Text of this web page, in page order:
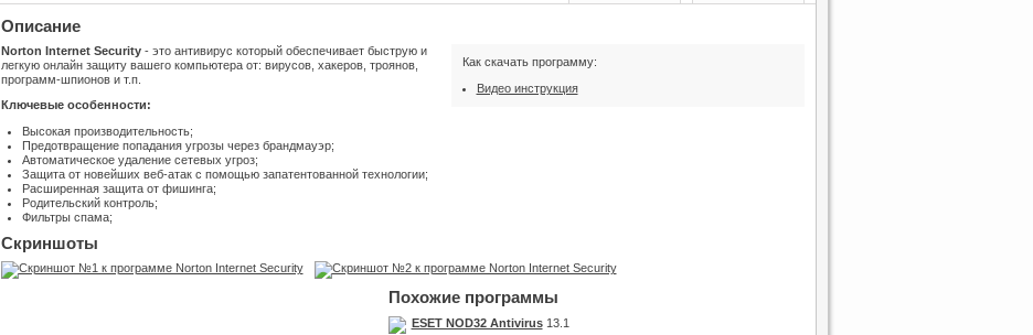
Описание
Как скачать программу:
Видео инструкция
Norton Internet Security- это антивирус который обеспечивает быструю и
легкую онлайн защиту вашего компьютера от: вирусов, хакеров, троянов,
программ-шпионов и т.п.
Ключевые особенности:
Высокая производительность;
Предотвращение попадания угрозы через брандмауэр;
Автоматическое удаление сетевых угроз;
Защита от новейших веб-атак с помощью запатентованной технологии;
Расширенная защита от фишинга;
Родительский контроль;
Фильтры спама;
Скриншоты
Похожие программы
ESET NOD32 Antivirus13.1